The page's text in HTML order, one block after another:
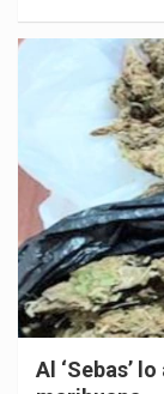
Al ‘Sebas’